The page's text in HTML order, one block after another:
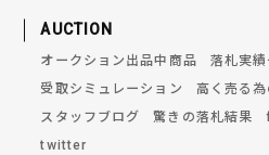
AUCTION
オークション出品中商品
落札実績
受取シミュレーション
高く売る
スタッフブログ
驚きの落札結果
twitter